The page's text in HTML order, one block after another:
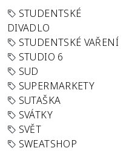
STUDENTSKÉ
DIVADLO
STUDENTSKÉ VAŘENÍ
STUDIO 6
SUD
SUPERMARKETY
SUTAŠKA
SVÁTKY
SVĚT
SWEATSHOP